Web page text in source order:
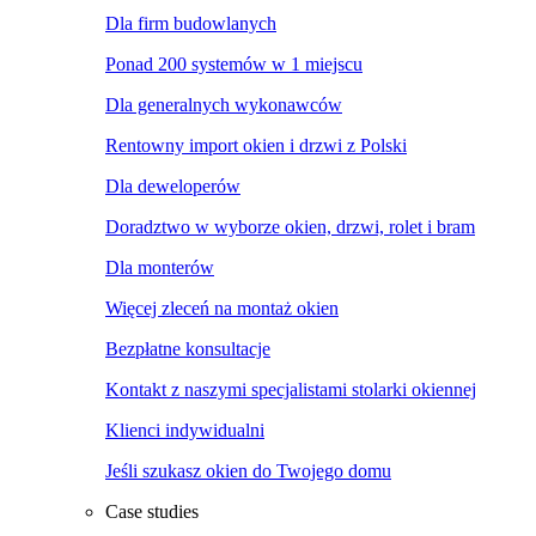
Dla firm budowlanych
Ponad 200 systemów w 1 miejscu
Dla generalnych wykonawców
Rentowny import okien i drzwi z Polski
Dla deweloperów
Doradztwo w wyborze okien, drzwi, rolet i bram
Dla monterów
Więcej zleceń na montaż okien
Bezpłatne konsultacje
Kontakt z naszymi specjalistami stolarki okiennej
Klienci indywidualni
Jeśli szukasz okien do Twojego domu
Case studies